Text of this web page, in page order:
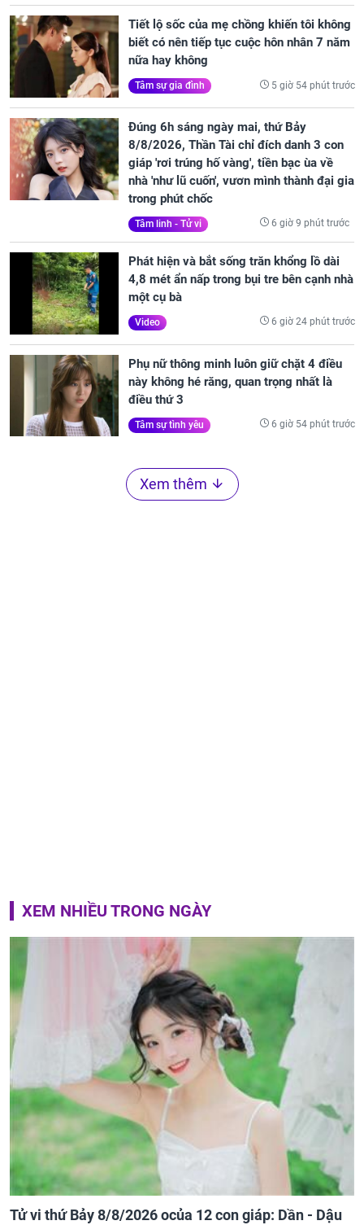
Tiết lộ sốc của mẹ chồng khiến tôi không
biết có nên tiếp tục cuộc hôn nhân 7 năm
nữa hay không
Tâm sự gia đình 5 giờ 54 phút trước
Đúng 6h sáng ngày mai, thứ Bảy
8/8/2026, Thần Tài chỉ đích danh 3 con
giáp 'rơi trúng hố vàng', tiền bạc ùa về
nhà 'như lũ cuốn', vươn mình thành đại gia
trong phút chốc
Tâm linh - Tử vi 6 giờ 9 phút trước
Phát hiện và bắt sống trăn khổng lồ dài
4,8 mét ẩn nấp trong bụi tre bên cạnh nhà
một cụ bà
Video 6 giờ 24 phút trước
Phụ nữ thông minh luôn giữ chặt 4 điều
này không hé răng, quan trọng nhất là
điều thứ 3
Tâm sự tình yêu 6 giờ 54 phút trước
Xem thêm
XEM NHIỀU TRONG NGÀY
Tử vi thứ Bảy 8/8/2026 ocủa 12 con giáp: Dần - Dậu